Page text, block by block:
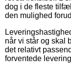
dog i de fleste
den mulighed
når vi står og skal
det relativt
forventede